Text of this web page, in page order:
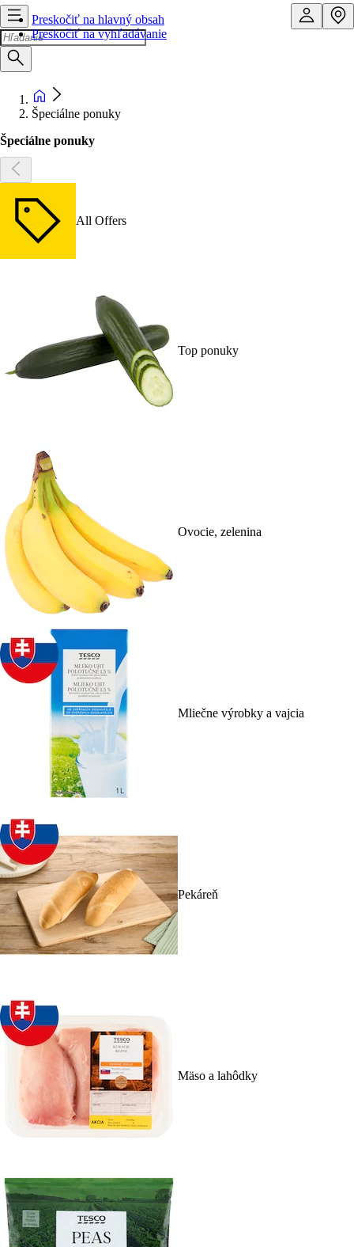
Preskočiť na hlavný obsah
Preskočiť na vyhľadávanie
Špeciálne ponuky
Špeciálne ponuky
All Offers
Top ponuky
Ovocie, zelenina
Mliečne výrobky a vajcia
Pekáreň
Mäso a lahôdky